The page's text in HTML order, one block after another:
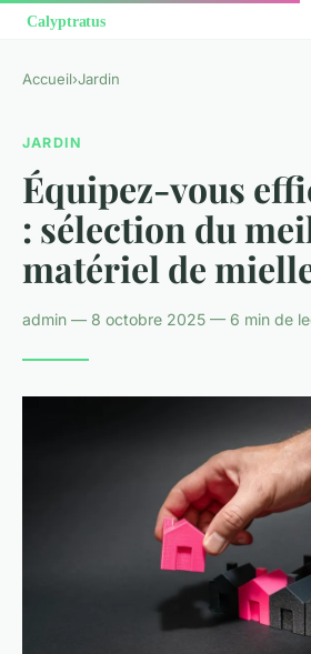
Accueil›Jardin
JARDIN
Équipez-vous
: sélection du
matériel de
admin — 8 octobre 2025 — 6 min de